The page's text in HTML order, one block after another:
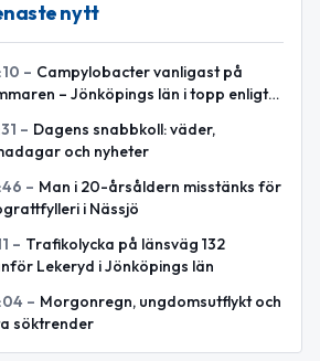
nytt
– Campylobacter vanligast på
– Jönköpings län i topp enligt
– Dagens snabbkoll: väder,
och nyheter
– Man i 20-årsåldern misstänks för
i Nässjö
– Trafikolycka på länsväg 132
Lekeryd i Jönköpings län
– Morgonregn, ungdomsutflykt och
söktrender